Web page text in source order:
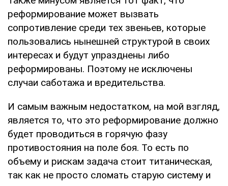
реформирование может вызвать
сопротивление среди тех звеньев, которые
пользовались нынешней структурой в своих
интересах и будут упразднены либо
реформированы. Поэтому не исключены
случаи саботажа и вредительства.
И самым важным недостатком, на мой взгляд,
является то, что это реформирование должно
будет проводиться в горячую фазу
противостояния на поле боя. То есть по
объему и рискам задача стоит титаническая,
так как не просто сломать старую систему и